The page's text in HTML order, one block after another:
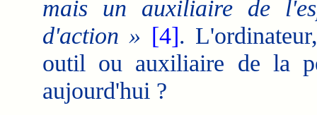
mais un auxiliaire de
d'action » [4].
outil ou auxiliaire de la
aujourd'hui ?